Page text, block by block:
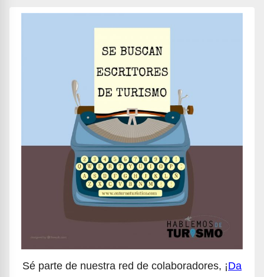
Sé parte de nuestra red de colaboradores, ¡Da